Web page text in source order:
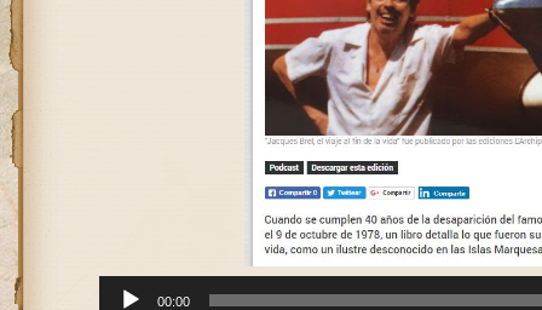
00:00